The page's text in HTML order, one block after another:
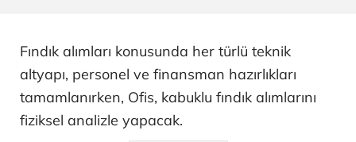
Fındık alımları konusunda her türlü teknik
altyapı, personel ve finansman hazırlıkları
tamamlanırken, Ofis, kabuklu fındık alımlarını
fiziksel analizle yapacak.